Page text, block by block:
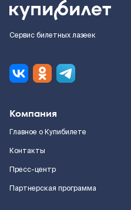
Сервис билетных лазеек
Компания
Главное о Купибилете
Контакты
Пресс-центр
Партнерская программа